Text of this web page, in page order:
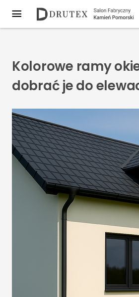
Kolorowe ramy
dobrać je do